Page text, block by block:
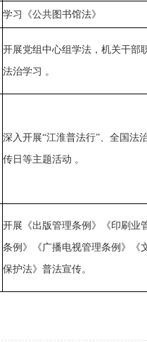
学习《公共图书馆法》
开展党组中心组学法，机关干部
法治学习 。
深入开展“江淮普法行”、全国法
传日等主题活动 。
开展《出版管理条例 》 《印刷业
条例》《广播电视管理条例》《
保护法》 普法宣传。